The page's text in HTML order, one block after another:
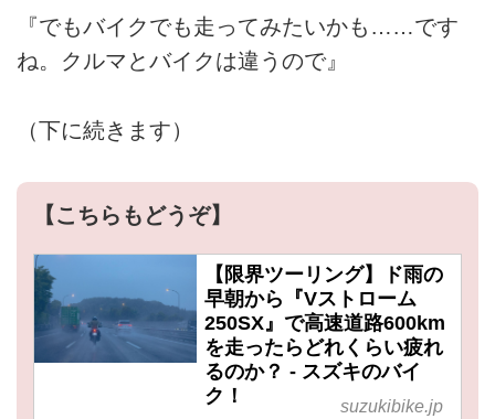
『でもバイクでも走ってみたいかも……です
ね。クルマとバイクは違うので』
（下に続きます）
【こちらもどうぞ】
【限界ツーリング】ド雨の
早朝から『Vストローム
250SX』で高速道路600km
を走ったらどれくらい疲れ
るのか？ - スズキのバイ
ク！
suzukibike.jp